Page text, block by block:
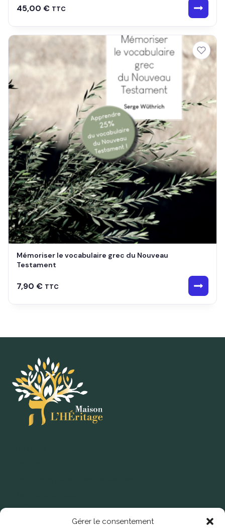
Gérer le consentement
45,00 € TTC
Mémoriser le vocabulaire grec du Nouveau
Testament
7,90 € TTC
Politique de confidentialité